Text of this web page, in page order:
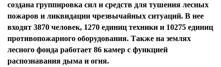
создана группировка сил и средств для тушения лесных
пожаров и ликвидации чрезвычайных ситуаций. В нее
входят 3870 человек, 1270 единиц техники и 10275 единиц
противопожарного оборудования. Также на землях
лесного фонда работает 86 камер с функцией
распознавания дыма и огня.